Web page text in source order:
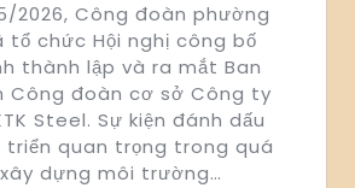
2026, Công đoàn phường
tổ chức Hội nghị công bố
thành lập và ra mắt Ban
Công đoàn cơ sở Công ty
Steel. Sự kiện đánh dấu
quan trọng trong quá
dựng môi trường…